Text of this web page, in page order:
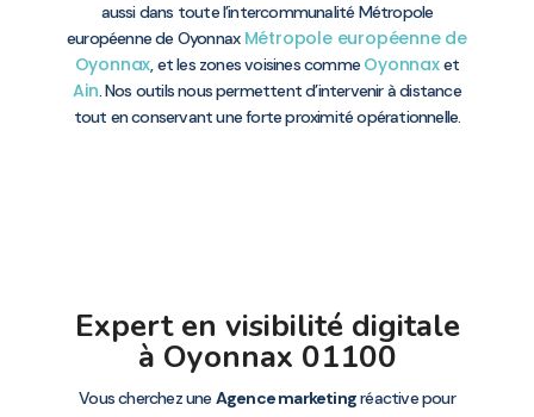
aussi dans toute l’intercommunalité Métropole
européenne de Oyonnax Métropole européenne de
Oyonnax, et les zones voisines comme Oyonnaxet
Ain. Nos outils nous permettent d’intervenir à distance
tout en conservant une forte proximité opérationnelle.
Expert en visibilité digitale
à Oyonnax 01100
Vous cherchez une Agence marketingréactive pour